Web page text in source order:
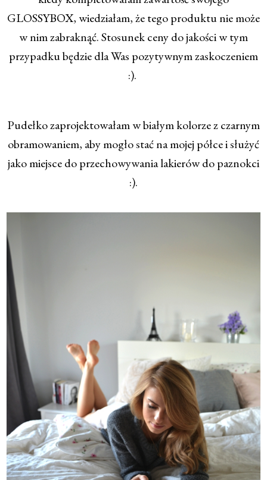
GLOSSYBOX, wiedziałam, że tego produktu nie może
w nim zabraknąć. Stosunek ceny do jakości w tym
przypadku będzie dla Was pozytywnym zaskoczeniem
:).
Pudełko zaprojektowałam w białym kolorze z czarnym
obramowaniem, aby mogło stać na mojej półce i służyć
jako miejsce do przechowywania lakierów do paznokci
:).